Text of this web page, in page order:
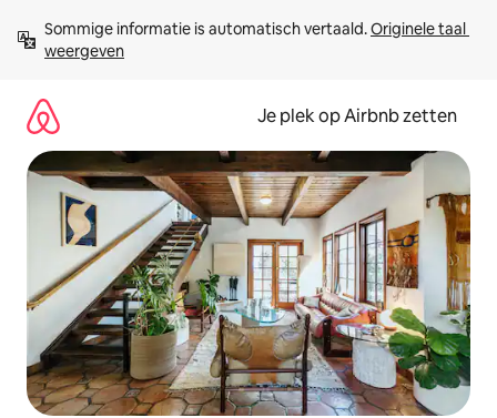
direct
naar
Sommige informatie is automatisch vertaald. Originele taal
weergeven
Je plek op Airbnb zetten